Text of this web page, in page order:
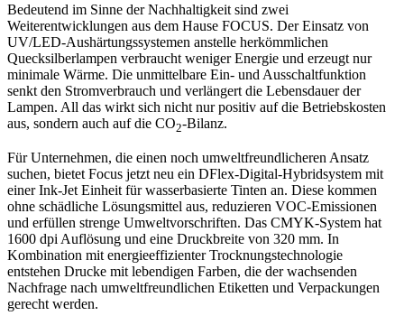
Bedeutend im Sinne der Nachhaltigkeit sind zwei
Weiterentwicklungen aus dem Hause FOCUS. Der Einsatz von
UV/LED-Aushärtungssystemen anstelle herkömmlichen
Quecksilberlampen verbraucht weniger Energie und erzeugt nur
minimale Wärme. Die unmittelbare Ein- und Ausschaltfunktion
senkt den Stromverbrauch und verlängert die Lebensdauer der
Lampen. All das wirkt sich nicht nur positiv auf die Betriebskosten
aus, sondern auch auf die CO2-Bilanz.
Für Unternehmen, die einen noch umweltfreundlicheren Ansatz
suchen, bietet Focus jetzt neu ein DFlex-Digital-Hybridsystem mit
einer Ink-Jet Einheit für wasserbasierte Tinten an. Diese kommen
ohne schädliche Lösungsmittel aus, reduzieren VOC-Emissionen
und erfüllen strenge Umweltvorschriften. Das CMYK-System hat
1600 dpi Auflösung und eine Druckbreite von 320 mm. In
Kombination mit energieeffizienter Trocknungstechnologie
entstehen Drucke mit lebendigen Farben, die der wachsenden
Nachfrage nach umweltfreundlichen Etiketten und Verpackungen
gerecht werden.